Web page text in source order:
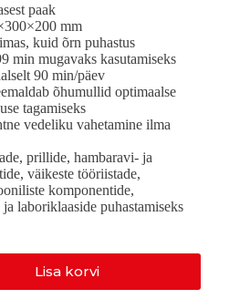
paak
mm
kuid õrn puhastus
min mugavaks kasutamiseks
90 min/päev
õhumullid optimaalse
tagamiseks
vedeliku vahetamine ilma
prillide, hambaravi- ja
väikeste tööriistade,
komponentide,
laboriklaaside puhastamiseks
Lisa korvi